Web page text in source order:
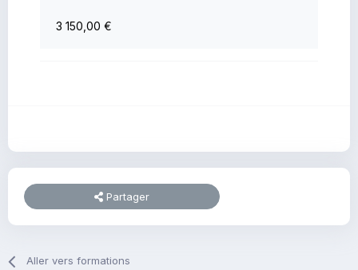
3 150,00 €
Partager
Aller vers formations